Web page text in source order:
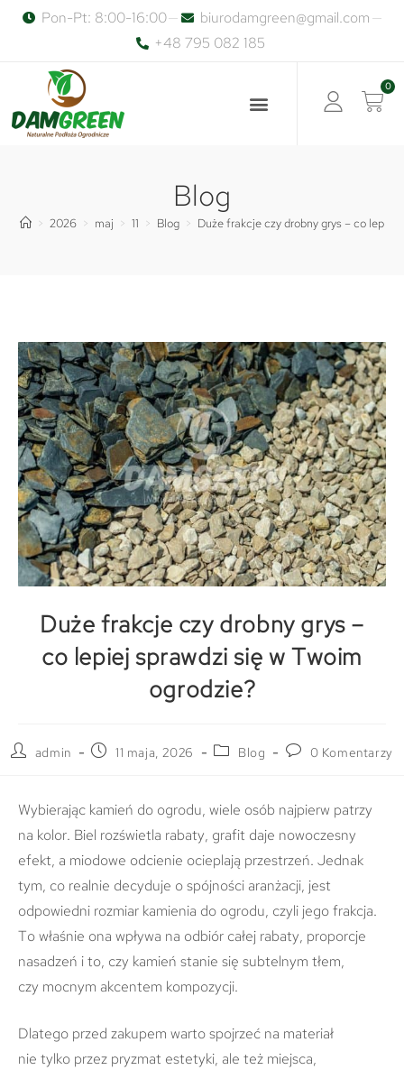
Pon-Pt: 8:00-16:00
biurodamgreen@gmail.com
+48 795 082 185
Blog
> 2026 > maj > 11 > Blog > Duże frakcje czy drobny grys – co lepiej
Duże frakcje czy drobny grys –
co lepiej sprawdzi się w Twoim
ogrodzie?
admin 11 maja, 2026 Blog 0 Komentarzy
Wybierając kamień do ogrodu, wiele osób najpierw patrzy
na kolor. Biel rozświetla rabaty, grafit daje nowoczesny
efekt, a miodowe odcienie ocieplają przestrzeń. Jednak
tym, co realnie decyduje o spójności aranżacji, jest
odpowiedni rozmiar kamienia do ogrodu, czyli jego frakcja.
To właśnie ona wpływa na odbiór całej rabaty, proporcje
nasadzeń i to, czy kamień stanie się subtelnym tłem,
czy mocnym akcentem kompozycji.
Dlatego przed zakupem warto spojrzeć na materiał
nie tylko przez pryzmat estetyki, ale też miejsca,